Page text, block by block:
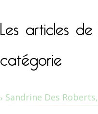
Les articles
catégorie
Sandrine Des